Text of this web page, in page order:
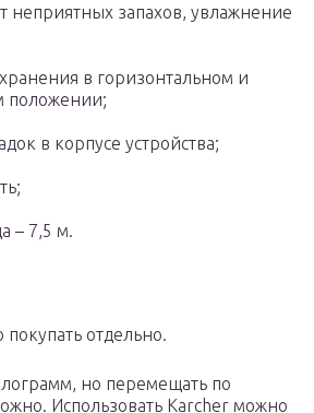
неприятных запахов, увлажнение
в горизонтальном и
положении;
в корпусе устройства;
– 7,5 м.
отдельно.
но перемещать по
Использовать Karcher можно